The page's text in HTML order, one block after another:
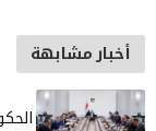
أخبار مشابهة